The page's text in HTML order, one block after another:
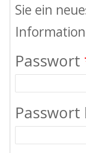
Sie ein
Passwort